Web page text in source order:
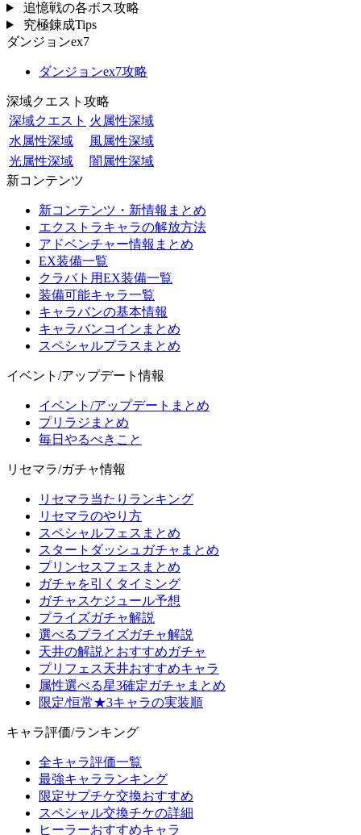
追憶戦の各ボス攻略
究極錬成Tips
ダンジョンex7
ダンジョンex7攻略
深域クエスト攻略
深域クエスト 火属性深域
水属性深域
風属性深域
光属性深域
闇属性深域
新コンテンツ
新コンテンツ・新情報まとめ
エクストラキャラの解放方法
アドベンチャー情報まとめ
EX装備一覧
クラバト用EX装備一覧
装備可能キャラ一覧
キャラバンの基本情報
キャラバンコインまとめ
スペシャルプラスまとめ
イベント/アップデート情報
イベント/アップデートまとめ
プリラジまとめ
毎日やるべきこと
リセマラ/ガチャ情報
リセマラ当たりランキング
リセマラのやり方
スペシャルフェスまとめ
スタートダッシュガチャまとめ
プリンセスフェスまとめ
ガチャを引くタイミング
ガチャスケジュール予想
プライズガチャ解説
選べるプライズガチャ解説
天井の解説とおすすめガチャ
プリフェス天井おすすめキャラ
属性選べる星3確定ガチャまとめ
限定/恒常★3キャラの実装順
キャラ評価/ランキング
全キャラ評価一覧
最強キャラランキング
限定サプチケ交換おすすめ
スペシャル交換チケの詳細
ヒーラーおすすめキャラ